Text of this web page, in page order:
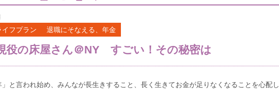
イフプラン 退職にそなえる、年金
役の床屋さん＠NY すごい！その秘密は
」と言われ始め、みんなが長生きすること、長く生きてお金が足りなくなることを心配し